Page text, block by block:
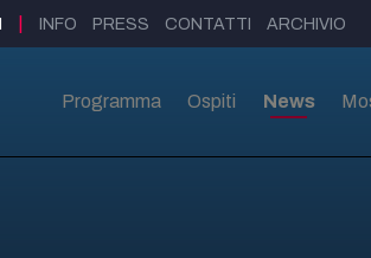
INFO PRESS CONTATTI ARCHIVIO
Programma Ospiti News